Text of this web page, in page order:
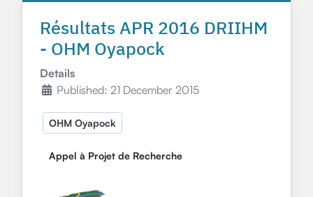
Résultats APR 2016 DRIIHM
- OHM Oyapock
Details
Published: 21 December 2015
OHM Oyapock
Appel à Projet de Recherche